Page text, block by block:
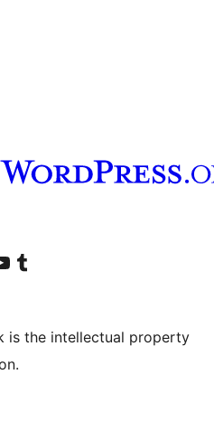
하기 텀블러 계정 방문하기
is the intellectual property